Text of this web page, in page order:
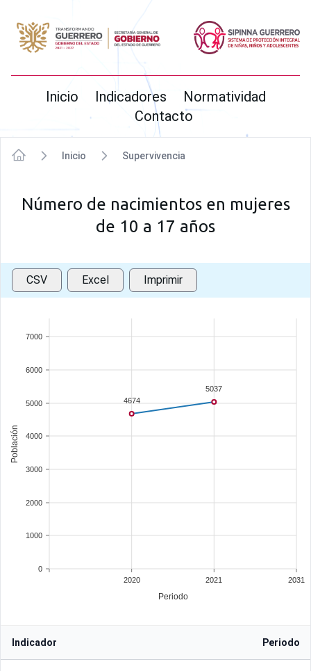
SIPINNA
Inicio Indicadores
Normatividad
Contacto
Inicio Supervivencia
Número de nacimientos en mujeres
de 10 a 17 años
CSV Excel Imprimir
2020 2021 2031
Periodo
0
1000
2000
3000
4000
5000
6000
7000
Población
5037
4674
Indicador Periodo